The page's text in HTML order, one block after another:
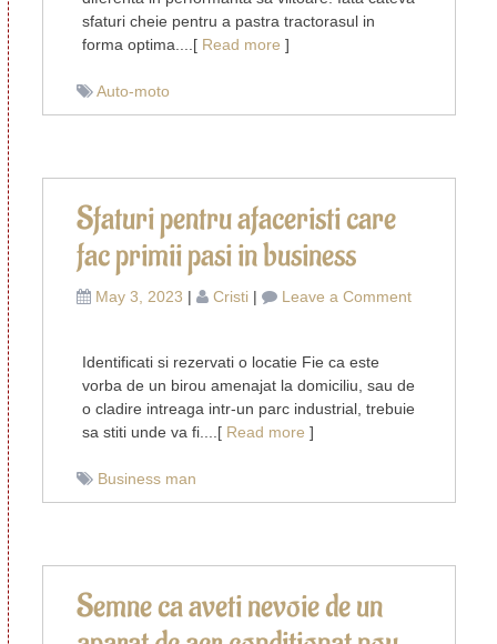
gradina
in
buna
in
sfaturi cheie pentru a pastra tractorasul in
forma optima....[ Read more ]
Auto-moto
Sfaturi pentru afaceristi care
fac primii pasi in business
May 3, 2023 | Cristi | Leave a Commenton
care
fac
business
Identificati si rezervati o locatie Fie ca este
vorba de un birou amenajat la domiciliu, sau de
o cladire intreaga intr-un parc industrial, trebuie
sa stiti unde va fi....[ Read more ]
Business man
Semne ca aveti nevoie de un